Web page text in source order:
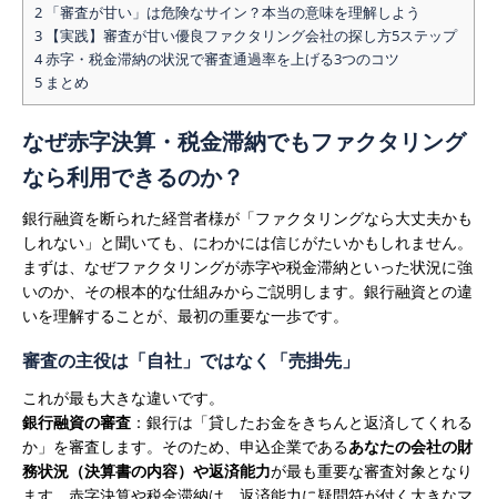
探
し
方
2 「審査が甘い」は危険なサイン？本当の意味を理解しよう
3 【実践】審査が甘い優良ファクタリング会社の探し方5ステップ
4赤字・税金滞納の状況で審査通過率を上げる3つのコツ
5 まとめ
なぜ赤字決算・税金滞納でもファクタリング
なら利用できるのか？
銀行融資を断られた経営者様が「ファクタリングなら大丈夫かも
しれない」と聞いても、にわかには信じがたいかもしれません。
まずは、なぜファクタリングが赤字や税金滞納といった状況に強
いのか、その根本的な仕組みからご説明します。銀行融資との違
いを理解することが、最初の重要な一歩です。
審査の主役は「自社」ではなく「売掛先」
これが最も大きな違いです。
銀行融資の審査 ：銀行は「貸したお金をきちんと返済してくれる
か」を審査します。そのため、申込企業であるあなたの会社の財
務状況（決算書の内容）や返済能力が最も重要な審査対象となり